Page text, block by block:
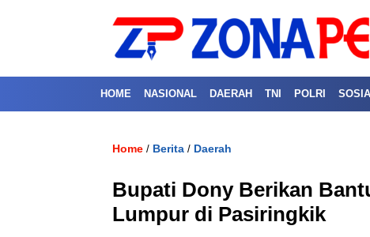
HOME NASIONAL DAERAH TNI POLRI
Home / Berita / Daerah
Bupati Dony Berikan
Lumpur di Pasiringkik